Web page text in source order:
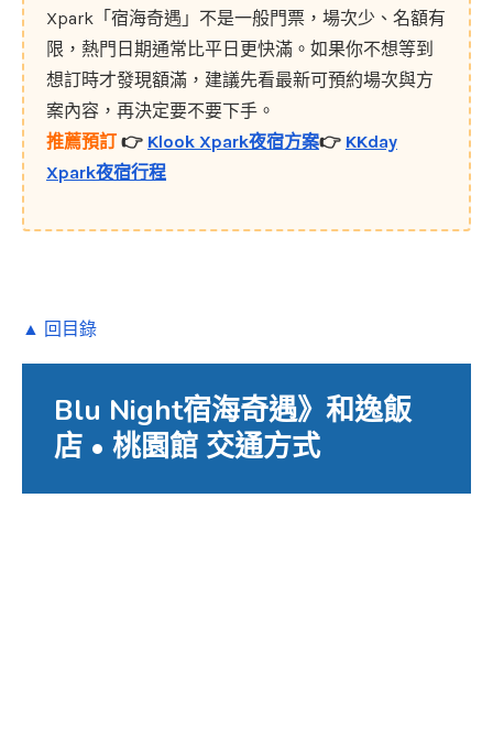
Xpark「宿海奇遇」不是一般門票，場次少、名額有
限，熱門日期通常比平日更快滿。如果你不想等到
想訂時才發現額滿，建議先看最新可預約場次與方
案內容，再決定要不要下手。
推薦預訂 👉 Klook Xpark夜宿方案👉 KKday
Xpark夜宿行程
▲ 回目錄
Blu Night宿海奇遇》和逸飯
店 • 桃園館 交通方式